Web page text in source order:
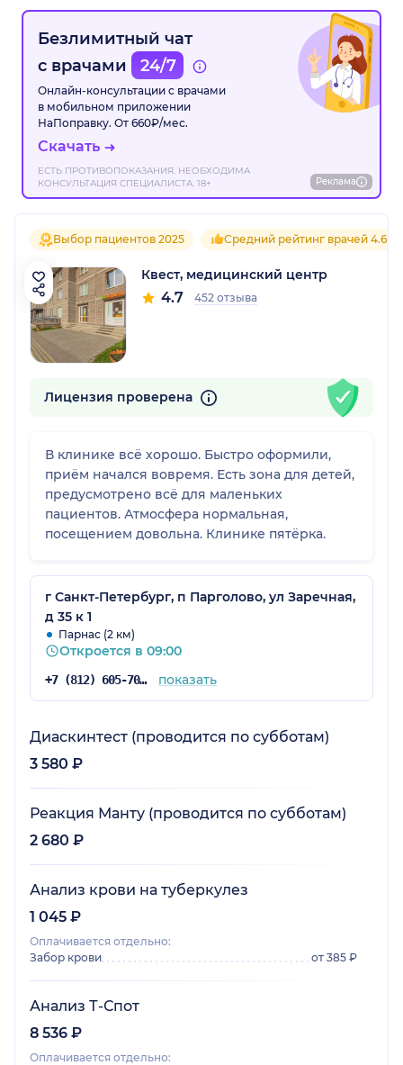
Безлимитный чат
с врачами
24/7
Онлайн-консультации с врачами
в мобильном приложении
НаПоправку. От 660₽/мес.
Скачать
ЕСТЬ ПРОТИВОПОКАЗАНИЯ. НЕОБХОДИМА
КОНСУЛЬТАЦИЯ СПЕЦИАЛИСТА. 18+
Реклама
Выбор пациентов 2025 Средний рейтинг врачей 4.6
Квест, медицинский центр
4.7 452 отзыва
Лицензия проверена
В клинике всё хорошо. Быстро оформили,
приём начался вовремя. Есть зона для детей,
предусмотрено всё для маленьких
пациентов. Атмосфера нормальная,
посещением довольна. Клинике пятёрка.
г Санкт-Петербург, п Парголово, ул Заречная,
д 35 к 1
Парнас (2 км)
Откроется в 09:00
+7 (812) 605-70-47 показать
Диаскинтест (проводится по субботам)
3 580 ₽
Реакция Манту (проводится по субботам)
2 680 ₽
Анализ крови на туберкулез
1 045 ₽
Оплачивается отдельно:
Забор крови
от 385 ₽
Анализ Т-Спот
8 536 ₽
Оплачивается отдельно: